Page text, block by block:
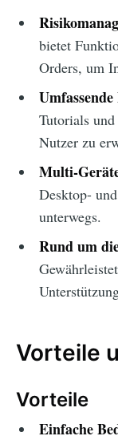
bietet
Orders, um
Tutorials
Nutzer zu
Multi-
Desktop-
unterwegs.
Rund um
Vorteile
Vorteile
Einfache